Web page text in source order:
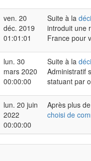
ven. 20
déc. 2019
01:01:01
Suite à la
introduit une
France pour
lun. 30
mars 2020
00:00:00
Suite à la
Administratif
statuant par
lun. 20 juin
2022
00:00:00
Après plus
choisi de